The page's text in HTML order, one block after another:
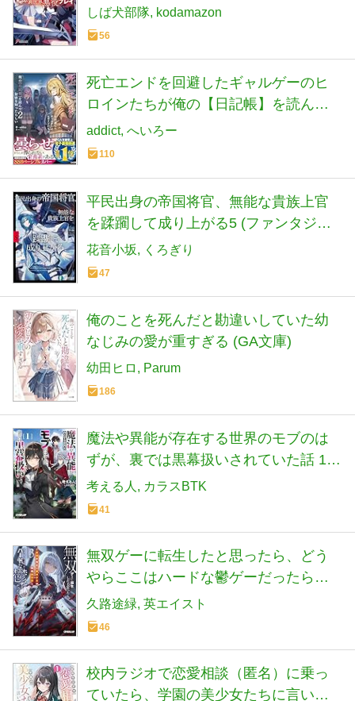
しば犬部隊 kodamazon
56
死亡エンドを回避したギャルゲーのヒ
ロインたちが俺の【日記帳】を読んで
秘密を知ったらしい2 (GA文庫)
addict へいろー
110
平民出身の帝国将官、無能な貴族上官
を蹂躙して成り上がる5 (ファンタジア
文庫)
花音小坂 くろぎり
47
俺のことを死んだと勘違いしていた幼
なじみの愛が重すぎる (GA文庫)
幼田ヒロ Parum
186
魔法や異能が存在する世界のモブのは
ずが、裏では黒幕扱いされていた話 1
(オーバーラップ文庫)
考える人 カラスBTK
41
無双ゲーに転生したと思ったら、どう
やらここはハードな鬱ゲーだったらし
い 3 ～聖剣を抱きし最凶少女の蹂躙無
双譚～ (オーバーラップ文庫)
久路途緑 英エイスト
46
校内ラジオで恋愛相談（匿名）に乗っ
ていたら、学園の美少女たちに言い寄